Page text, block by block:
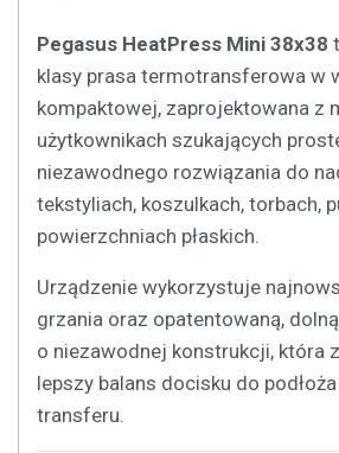
Pegasus HeatPress Mini 38x38
klasy prasa termotransferowa w
kompaktowej, zaprojektowana z
użytkownikach szukających
niezawodnego rozwiązania do
tekstyliach, koszulkach, torbach,
powierzchniach płaskich.
Urządzenie wykorzystuje
grzania oraz opatentowaną,
o niezawodnej konstrukcji, która
lepszy balans docisku do
transferu.